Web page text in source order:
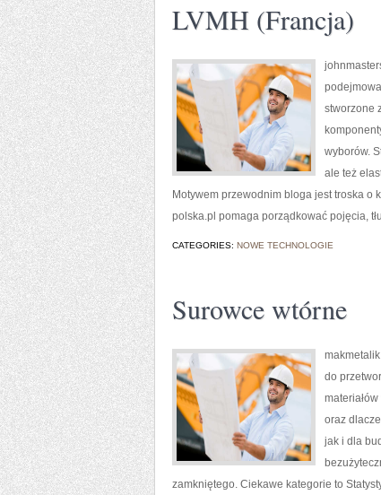
LVMH (Francja)
stworzone
wyborów.
ale też
Motywem przewodnim bloga jest troska o
polska.pl pomaga porządkować pojęcia,
CATEGORIES: NOWE TECHNOLOGIE
Surowce wtórne
do
oraz
jak i dla
zamkniętego. Ciekawe kategorie to